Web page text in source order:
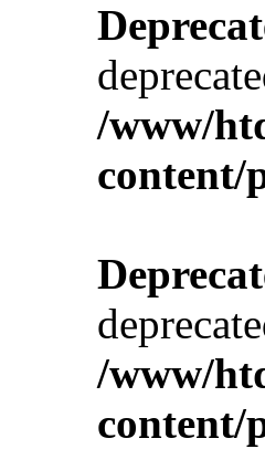
/www/
content/
/www/
content/